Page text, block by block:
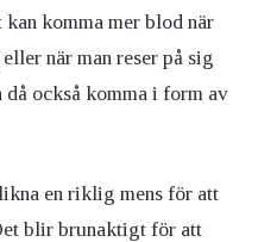
komma mer blod när
när man reser på sig
också komma i form av
en riklig mens för att
blir brunaktigt för att